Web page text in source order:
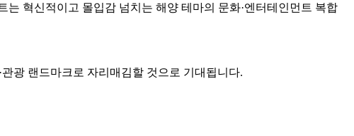
혁신적이고 몰입감 넘치는 해양 테마의 문화·엔터테인먼트 복합
광 랜드마크로 자리매김할 것으로 기대됩니다.